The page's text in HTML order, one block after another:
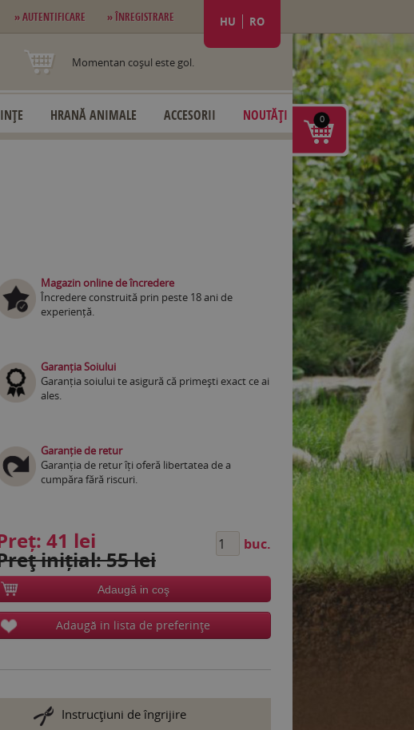
» AUTENTIFICARE » ÎNREGISTRARE HU RO
Momentan coşul este gol.
HRANĂ ANIMALE ACCESORII NOUTĂȚI
Magazin online de încredere
Încredere construită prin peste 18 ani de
experiență.
Garanția Soiului
Garanția soiului te asigură că primești exact ce ai
ales.
Garanție de retur
Garanția de retur îți oferă libertatea de a
cumpăra fără riscuri.
41 lei
inițial: 55 lei
buc.
Adaugă in coş
Adaugă in lista de preferinţe
Instrucţiuni de îngrijire
0